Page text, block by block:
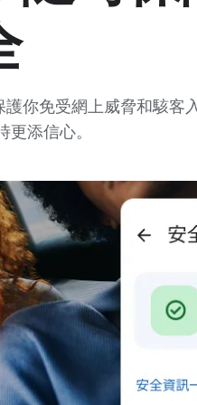
你免受網上威脅和駭客
更添信心。